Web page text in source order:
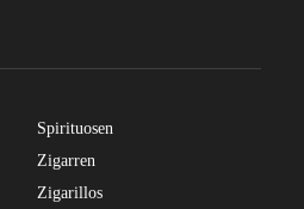
Spirituosen
Zigarren
Zigarillos